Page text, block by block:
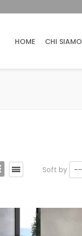
HOME CHI SIAMO
Soft by --